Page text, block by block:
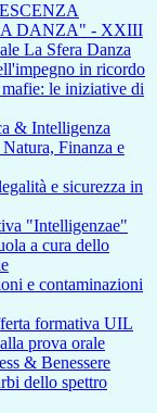
DANZA" - XXIII
La Sfera Danza
in ricordo
le iniziative di
& Intelligenza
Finanza e
e sicurezza in
"Intelligenzae"
a cura dello
e contaminazioni
formativa UIL
prova orale
& Benessere
dello spettro